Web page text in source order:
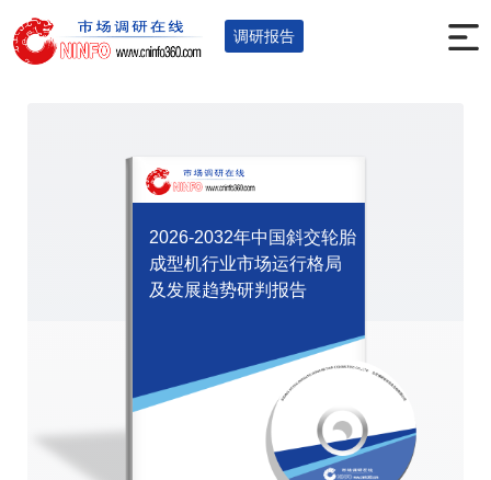
调研报告
您的位置：首页>调研报告 >机械机电
2026-2032年中国斜交轮胎
成型机行业市场运行格局
及发展趋势研判报告